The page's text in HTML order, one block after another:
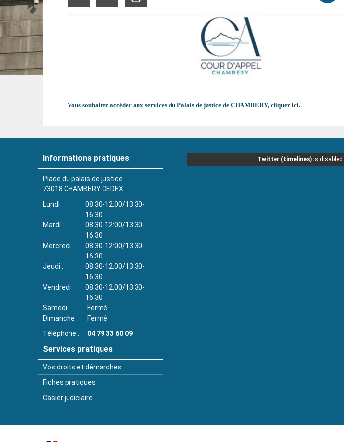
du
du
Vous souhaitez accéder aux services du Palais de justice de CHAMBERY, cliquez ici.
Informations pratiques
Place du palais de justice
73018 CHAMBERY CEDEX
Lundi
08:30-12:00/13:30-
16:30
Mardi
08:30-12:00/13:30-
16:30
Mercredi
08:30-12:00/13:30-
16:30
Jeudi
08:30-12:00/13:30-
16:30
Vendredi
08:30-12:00/13:30-
16:30
Samedi
Fermé
Dimanche
Fermé
Téléphone
04 79 33 60 09
Services pratiques
Vos droits et démarches
Fiches pratiques
Casier judiciaire
Twitter (timelines)is disabled.